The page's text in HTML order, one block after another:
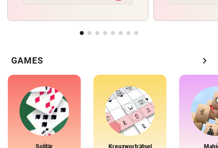
GAMES chevron_right
Solitär Kreuzworträtsel